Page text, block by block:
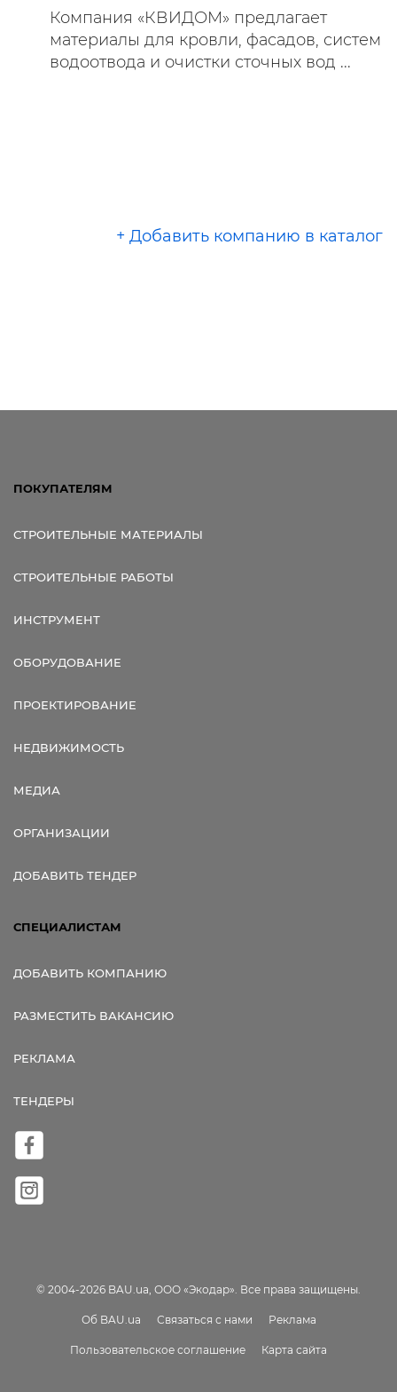
Компания «КВИДОМ» предлагает
материалы для кровли, фасадов, систем
водоотвода и очистки сточных вод ...
+ Добавить компанию в каталог
ПОКУПАТЕЛЯМ
СТРОИТЕЛЬНЫЕ МАТЕРИАЛЫ
СТРОИТЕЛЬНЫЕ РАБОТЫ
ИНСТРУМЕНТ
ОБОРУДОВАНИЕ
ПРОЕКТИРОВАНИЕ
НЕДВИЖИМОСТЬ
МЕДИА
ОРГАНИЗАЦИИ
ДОБАВИТЬ ТЕНДЕР
СПЕЦИАЛИСТАМ
ДОБАВИТЬ КОМПАНИЮ
РАЗМЕСТИТЬ ВАКАНСИЮ
РЕКЛАМА
ТЕНДЕРЫ
© 2004-2026 BAU.ua, ООО «Экодар». Все права защищены.
Об BAU.ua Связаться с нами Реклама
Пользовательское соглашение Карта сайта